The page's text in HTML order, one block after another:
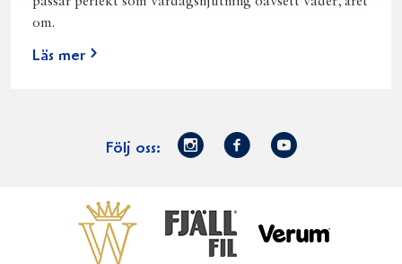
om.
Läs mer
Följ oss:
Norrmejerier
Facebook
Youtube
Gör gott för Norrländska
VästerbottensostFjällfil